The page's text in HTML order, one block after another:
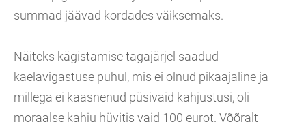
summad jäävad kordades väiksemaks.
Näiteks kägistamise tagajärjel saadud
kaelavigastuse puhul, mis ei olnud pikaajaline ja
millega ei kaasnenud püsivaid kahjustusi, oli
moraalse kahju hüvitis vaid 100 eurot. Võõralt